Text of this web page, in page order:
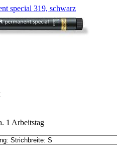
special 319, schwarz
1 Arbeitstag